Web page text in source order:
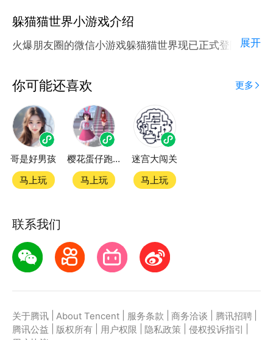
躲猫猫世界小游戏介绍
火爆朋友圈的微信小游戏躲猫猫世界现已正式登陆腾讯
应用宝为腾讯官方游戏平台，收录海量正版授权的高热
度精品小游戏。直接搜索或者在小游戏 tab 发现热门
躲猫猫世界小游戏双平台畅玩
官方授权，在电脑上和手机上双端都能直接畅玩微信小
游戏
第一步：点击下载应用宝客户端，第二步：一键登录，
第三步：直接拉起微信小游戏躲猫猫世界畅玩
展开
你可能还喜欢 更多
哥是好男孩
马上玩
樱花蛋仔跑酷游戏
马上玩
迷宫大闯关
马上玩
联系我们
关于腾讯 About Tencent 服务条款 商务洽谈 腾讯招聘
腾讯公益
版权所有 用户权限 隐私政策 侵权投诉指引